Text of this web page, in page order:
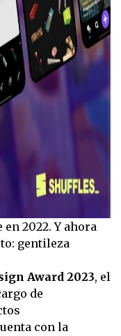
2022. Y ahora
gentileza
Award 2023, el
de
con la